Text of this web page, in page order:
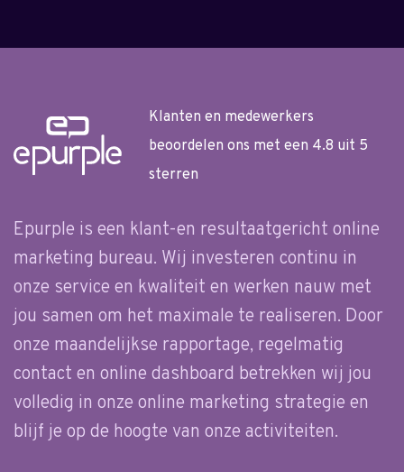
Klanten en medewerkers
beoordelen ons met een 4.8 uit 5
sterren
Epurple is een klant-en resultaatgericht online
marketing bureau. Wij investeren continu in
onze service en kwaliteit en werken nauw met
jou samen om het maximale te realiseren. Door
onze maandelijkse rapportage, regelmatig
contact en online dashboard betrekken wij jou
volledig in onze online marketing strategie en
blijf je op de hoogte van onze activiteiten.